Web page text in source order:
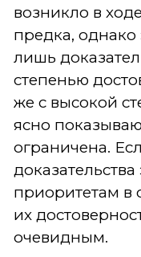
возникло в
предка, однако
лишь
степенью
же с высокой
ясно
ограничена.
приоритетам в
их
очевидным.